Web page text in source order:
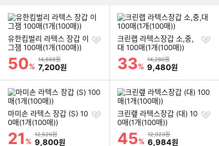
유한킴벌리 라텍스 장갑 이
그잼 100매(1개(100매))
할인률
50%
상품금액
14,668원
할인금액
7,200원
찜
크린랩 라텍스장갑 소,중,
대 100매(1개(100매))
할인률
33%
상품금액
14,280원
할인금액
9,480원
찜
마미손 라텍스 장갑 (S) 10
0매(1개(100매))
할인률
21 %
상품금액
12,526원
할인금액
9,800원
찜
크린랲 라텍스장갑 (대) 10
0매(1개(100매))
할인률
45%
상품금액
12,923원
할인금액
6,984원
찜